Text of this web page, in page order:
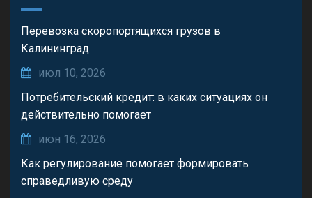
Перевозка скоропортящихся грузов в
Калининград
июл 10, 2026
Потребительский кредит: в каких ситуациях он
действительно помогает
июн 16, 2026
Как регулирование помогает формировать
справедливую среду